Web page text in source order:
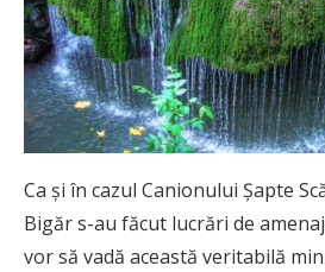
Ca și în cazul Canionului Șapte
Bigăr s-au făcut lucrări de
vor să vadă această veritabilă